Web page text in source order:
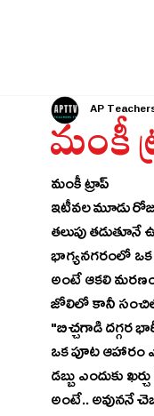
మంకీ
AP
మంకీ ట్రాప్
ఇటీవల మూడు
తలుపు
భాగ్యనగరంలో ఒక
అంటే ఆకలి
జోలిలో కానీ సంచిలో
"బిచ్చగాడి దగ్గర
ఒక పూట ఆహారం
డబ్బు ఎందుకు
అంటే.. అవుననే